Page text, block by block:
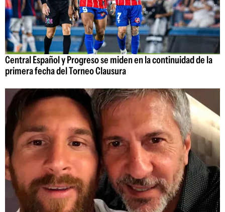
Central Español y Progreso se miden en la continuidad de la
primera fecha del Torneo Clausura